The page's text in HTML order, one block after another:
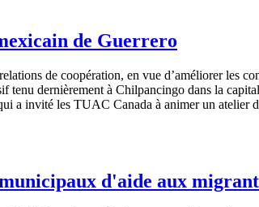
de Guerrero
relations de coopération, en vue d’améliorerles
tenu dernièrement à Chilpancingo dans la
a invité les TUAC Canada à animerun atelier
d'aide aux